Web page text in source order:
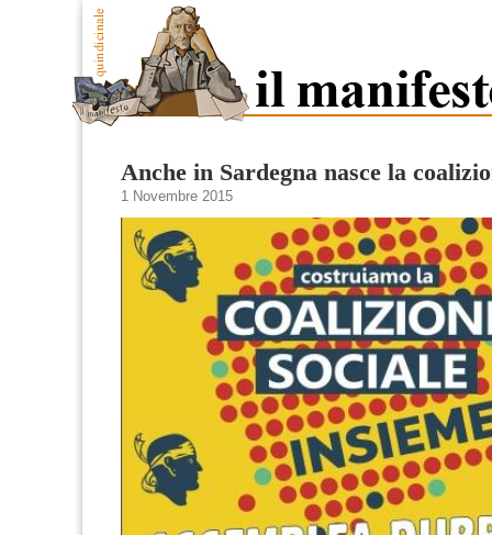
Anche in Sardegna nasce la
1 Novembre 2015